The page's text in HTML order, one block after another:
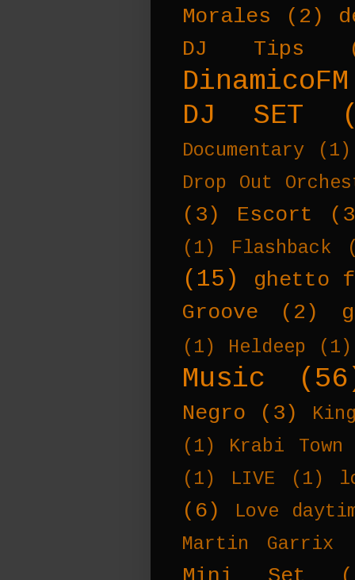
Morales (2)
DJ Tips
DinamicoFM
DJ SET
Documentary
(1)
Drop Out
(3) Escort
(1) Flashback
(15)
ghetto
Groove
(2)
(1) Heldeep (1)
Music
Negro (3)
(1)
Krabi Town
(1)
LIVE (1)
(6)
Love
Martin Garrix